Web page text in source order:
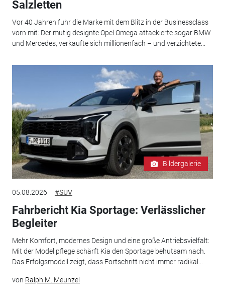
Salzletten
Vor 40 Jahren fuhr die Marke mit dem Blitz in der Businessclass
vorn mit: Der mutig designte Opel Omega attackierte sogar BMW
und Mercedes, verkaufte sich millionenfach – und verzichtete...
Bildergalerie
05.08.2026 #SUV
Fahrbericht Kia Sportage: Verlässlicher
Begleiter
Mehr Komfort, modernes Design und eine große Antriebsvielfalt:
Mit der Modellpflege schärft Kia den Sportage behutsam nach.
Das Erfolgsmodell zeigt, dass Fortschritt nicht immer radikal...
von Ralph M. Meunzel